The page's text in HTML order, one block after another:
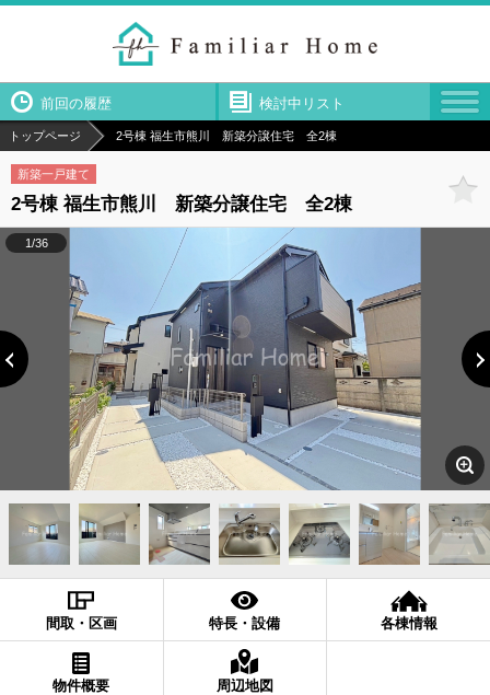
前回の履歴 検討中リスト
トップページ 2号棟 福生市熊川 新築分譲住宅 全2棟
新築一戸建て
2号棟 福生市熊川 新築分譲住宅 全2棟
1/36
間取・区画 特長・設備 各棟情報
物件概要 周辺地図